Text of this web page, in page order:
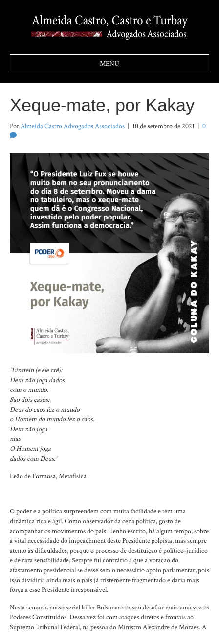
MENU
Xeque-mate, por Kakay
PorAlmeida Castro Advogados Associados | 10 de setembro de 2021 | 0
“Einstein (e ele crê):
Deus não joga dados
com o mundo.
São dois casos:
Deus do caos fez o mundo
o Homem do mundo fez o caos.
Deus não joga
mas
O Homem joga
dados com Deus.”
Leão de Formosa, Metafísica
O poder e a política surpreendem com muita facilidade e têm uma
dinâmica rica e ágil. Como observador da cena política, gosto de
acompanhar os movimentos do país. Tenho escrito, há algum tempo, sobre
a vital necessidade do impeachment deste Presidente golpista, mas sempre
atento às dificuldades, porque o processo de destituição é político-jurídico
e de rara sensibilidade. Sempre fui contrário a que a votação do
afastamento presidencial se desse sem o necessário apoio parlamentar, pois
isso dividiria ainda mais o país já tristemente fragmentado e daria mais
força a esse Presidente irresponsável.
Nesta semana, nosso serial killer Bolsonaro ousou desafiar mais uma vez os
Poderes Constituídos. Dessa vez foi com ataques diretos e frontais ao
Supremo Tribunal Federal, na pessoa do Ministro Alexandre de Moraes. A